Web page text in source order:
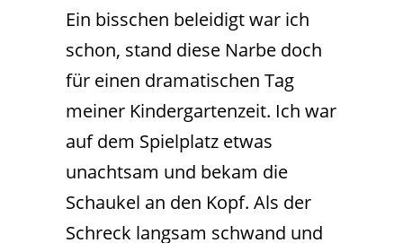
Ein bisschen beleidigt war ich
schon, stand diese Narbe doch
für einen dramatischen Tag
meiner Kindergartenzeit. Ich war
auf dem Spielplatz etwas
unachtsam und bekam die
Schaukel an den Kopf. Als der
Schreck langsam schwand und